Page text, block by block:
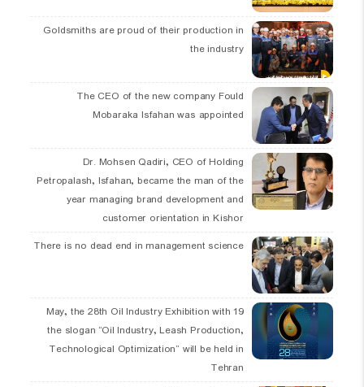
Goldsmiths are proud of their production in
the industry
The CEO of the new company Fould
Mobaraka Isfahan was appointed
Dr. Mohsen Qadiri, CEO of Holding
Petropalash, Isfahan, became the man of the
year managing brand development and
customer orientation in Kishor
There is no dead end in management science
19 May, the 28th Oil Industry Exhibition with
the slogan “Oil Industry, Leash Production,
Technological Optimization” will be held in
Tehran